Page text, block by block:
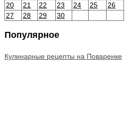
20
21 22 23 24 25
26
27
28 29 30
Популярное
Кулинарные рецепты на Поваренке